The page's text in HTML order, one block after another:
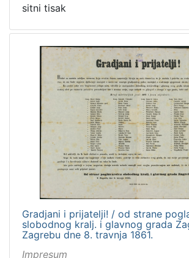
sitni tisak
Gradjani i prijatelji! / od strane
slobodnog kralj. i glavnog grada
Zagrebu dne 8. travnja 1861.
Impresum